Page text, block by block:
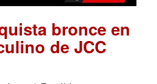
bronce en
de JCC